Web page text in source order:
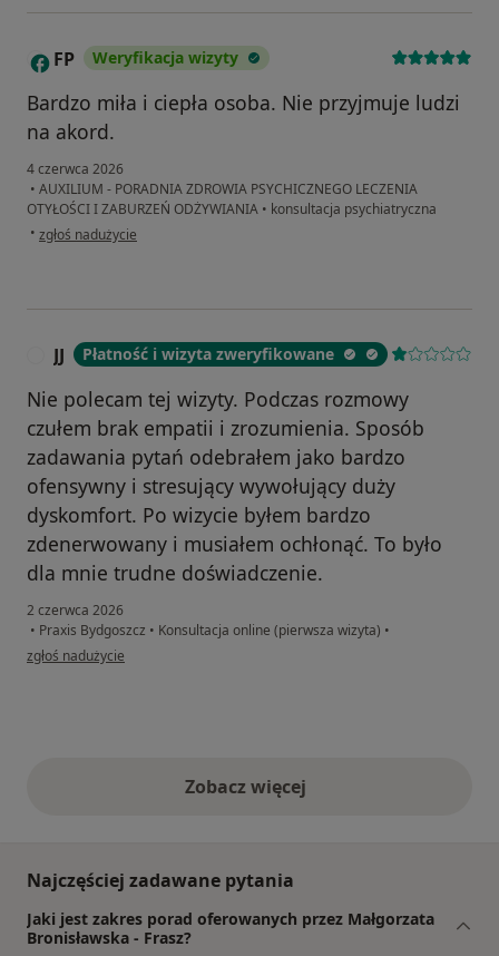
F FP Weryfikacja wizyty
Bardzo miła i ciepła osoba. Nie przyjmuje ludzi
na akord.
4 czerwca 2026
• AUXILIUM - PORADNIA ZDROWIA PSYCHICZNEGO LECZENIA
OTYŁOŚCI I ZABURZEŃ ODŻYWIANIA • konsultacja psychiatryczna
• w opinii użytkownika FP
zgłoś nadużycie
JJ Płatność i wizyta zweryfikowane
Nie polecam tej wizyty. Podczas rozmowy
czułem brak empatii i zrozumienia. Sposób
zadawania pytań odebrałem jako bardzo
ofensywny i stresujący wywołujący duży
dyskomfort. Po wizycie byłem bardzo
zdenerwowany i musiałem ochłonąć. To było
dla mnie trudne doświadczenie.
2 czerwca 2026
• Praxis Bydgoszcz • Konsultacja online (pierwsza wizyta) •
w opinii użytkownika JJ
zgłoś nadużycie
Zobacz więcejopinie powyżej
Najczęściej zadawane pytania
Jaki jest zakres porad oferowanych przez Małgorzata
Bronisławska - Frasz?